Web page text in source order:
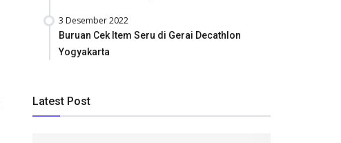
3 Desember 2022
Buruan Cek Item Seru di Gerai Decathlon
Yogyakarta
Latest Post